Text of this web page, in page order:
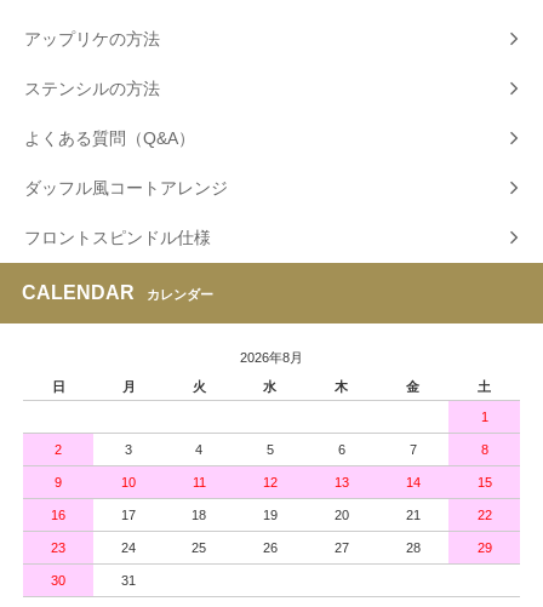
アップリケの方法
ステンシルの方法
よくある質問（Q&A）
ダッフル風コートアレンジ
フロントスピンドル仕様
CALENDAR カレンダー
2026年8月
日
月 火 水 木 金 土
1
2 3 4 5 6 7 8
9 10 11 12 13 14 15
16 17 18 19 20 21 22
23 24 25 26 27 28 29
30 31